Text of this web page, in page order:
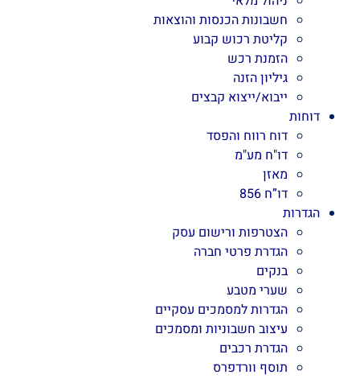
חשבונות הכנסות והוצאות
קליטת רכוש קבוע
הזמנת רכש
גיליון הזנה
ייבוא/ייצוא קבצים
דוחות
דוח רווח והפסד
דו"ח מע"מ
מאזן
דו”ח 856
הגדרות
הצטרפות ורישום עסק
הגדרת פרטי חברה
בנקים
שערי מטבע
הגדרות למסמכים עסקיים
עיצוב חשבוניות ומסמכים
הגדרת רכבים
תוסף וורדפרס